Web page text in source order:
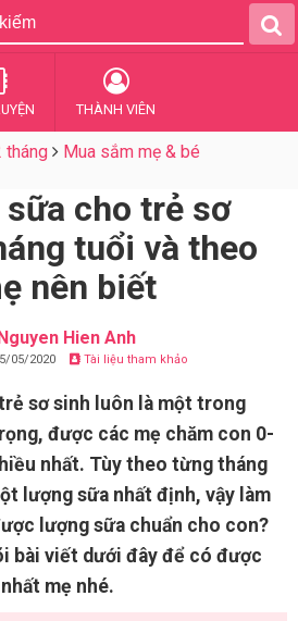
THÀNH VIÊN
tháng Mua sắm mẹ & bé
cho trẻ sơ
tuổi và theo
nên biết
Hien Anh
05/2020 Tài liệu tham khảo
sơ sinh luôn là một trong
được các mẹ chăm con 0-
nhất. Tùy theo từng tháng
lượng sữa nhất định, vậy làm
lượng sữa chuẩn cho con?
bài viết dưới đây để có được
mẹ nhé.